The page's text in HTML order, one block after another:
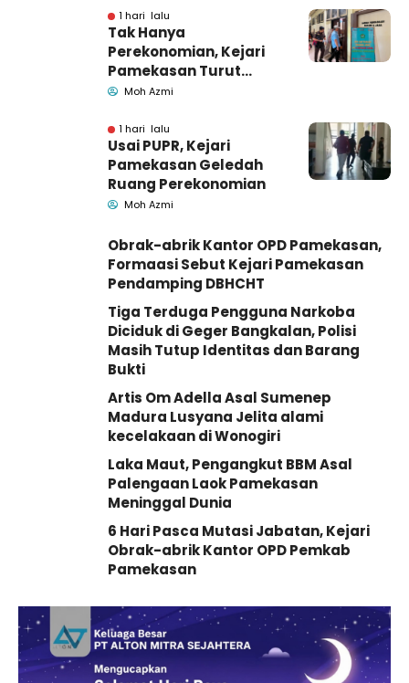
1 hari lalu
Tak Hanya
Perekonomian, Kejari
Pamekasan Turut
Geledah Ruang
Jasa
Moh Azmi
1 hari lalu
Usai PUPR, Kejari
Pamekasan Geledah
Ruang Perekonomian
Moh Azmi
Obrak-abrik Kantor OPD Pamekasan,
Formaasi Sebut Kejari Pamekasan
Pendamping DBHCHT
Tiga Terduga Pengguna Narkoba
Diciduk di Geger Bangkalan, Polisi
Masih Tutup Identitas dan Barang
Bukti
Artis Om Adella Asal Sumenep
Madura Lusyana Jelita alami
kecelakaan di Wonogiri
Laka Maut, Pengangkut BBM Asal
Palengaan Laok Pamekasan
Meninggal Dunia
6 Hari Pasca Mutasi Jabatan, Kejari
Obrak-abrik Kantor OPD Pemkab
Pamekasan